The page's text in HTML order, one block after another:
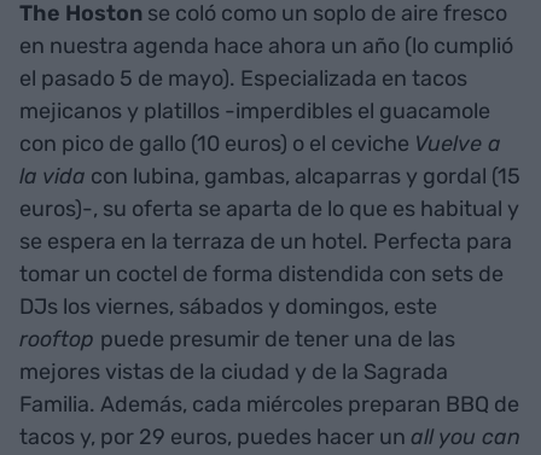
The Hoston se coló como un soplo de aire fresco
en nuestra agenda hace ahora un año (lo cumplió
el pasado 5 de mayo). Especializada en tacos
mejicanos y platillos -imperdibles el guacamole
con pico de gallo (10 euros) o el ceviche Vuelve a
la vida con lubina, gambas, alcaparras y gordal (15
euros)-, su oferta se aparta de lo que es habitual y
se espera en la terraza de un hotel. Perfecta para
tomar un coctel de forma distendida con sets de
DJs los viernes, sábados y domingos, este
rooftop puede presumir de tener una de las
mejores vistas de la ciudad y de la Sagrada
Familia. Además, cada miércoles preparan BBQ de
tacos y, por 29 euros, puedes hacer un all you can